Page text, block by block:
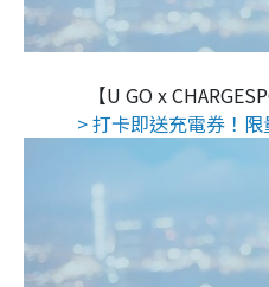
【U GO x
> 打卡即送充電券！